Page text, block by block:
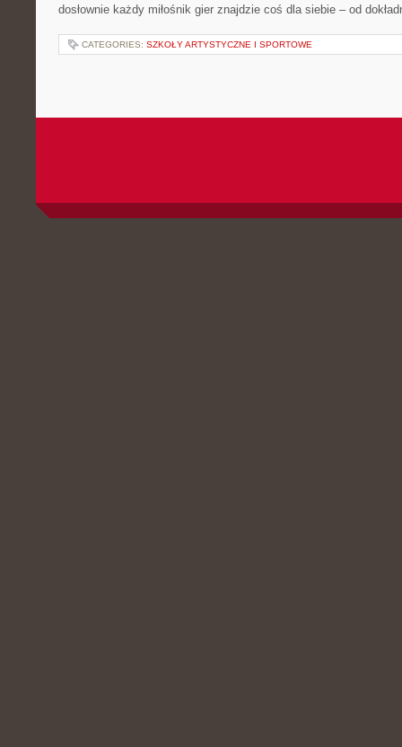
dosłownie każdy miłośnik gier znajdzie coś dla siebie – od
CATEGORIES: SZKOŁY ARTYSTYCZNE I SPORTOWE